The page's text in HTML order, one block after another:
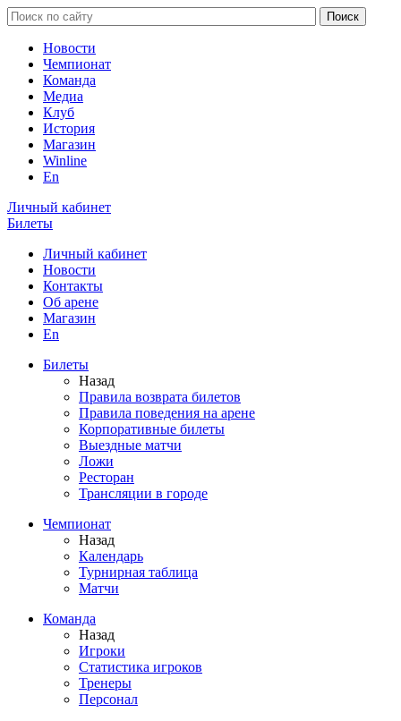
Новости
Чемпионат
Команда
Медиа
Клуб
История
Магазин
Winline
En
Личный кабинет
Билеты
Личный кабинет
Новости
Контакты
Об арене
Магазин
En
Билеты
Назад
Правила возврата билетов
Правила поведения на арене
Корпоративные билеты
Выездные матчи
Ложи
Ресторан
Трансляции в городе
Чемпионат
Назад
Календарь
Турнирная таблица
Матчи
Команда
Назад
Игроки
Статистика игроков
Тренеры
Персонал